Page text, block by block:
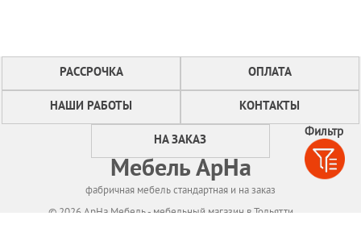
Фильтр
РАССРОЧКА ОПЛАТА
НАШИ РАБОТЫ КОНТАКТЫ
НА ЗАКАЗ
Мебель АрНа
фабричная мебель стандартная и на заказ
© 2026 АрНа Мебель - мебельный магазин в Тольятти